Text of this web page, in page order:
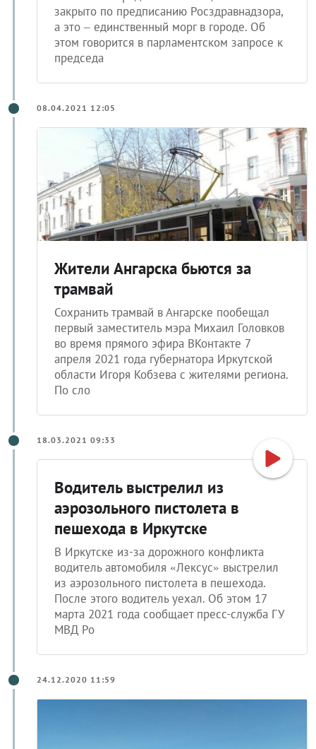
а это – единственный морг в городе. Об
этом говорится в парламентском запросе к
председа
трамвай
Сохранить трамвай в Ангарске пообещал
первый заместитель мэра Михаил Головков
во время прямого эфира ВКонтакте 7
апреля 2021 года губернатора Иркутской
области Игоря Кобзева с жителями региона.
По сло
аэрозольного пистолета в
пешехода в Иркутске
В Иркутске из-за дорожного конфликта
водитель автомобиля «Лексус» выстрелил
из аэрозольного пистолета в пешехода.
После этого водитель уехал. Об этом 17
марта 2021 года сообщает пресс-служба ГУ
МВД Ро